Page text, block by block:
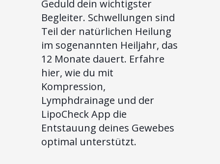
Geduld dein wichtigster
Begleiter. Schwellungen sind
Teil der natürlichen Heilung
im sogenannten Heiljahr, das
12 Monate dauert. Erfahre
hier, wie du mit
Kompression,
Lymphdrainage und der
LipoCheck App die
Entstauung deines Gewebes
optimal unterstützt.